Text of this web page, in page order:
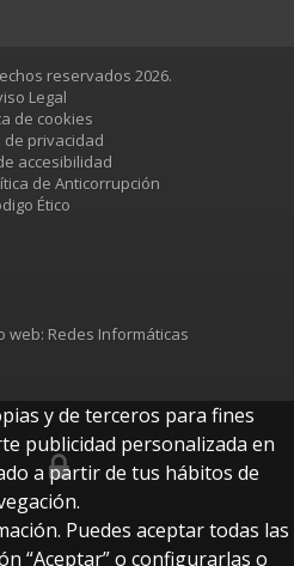
reservados 2026.
Legal
de cookies
de privacidad
accesibilidad
de Anticorrupción
Ético
web: Redes Informáticas
y de terceros para fines
publicidad personalizada en
a partir de tus hábitos de
Puedes aceptar todas las
“Aceptar” o configurarlas o